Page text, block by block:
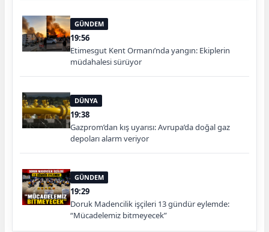
GÜNDEM
19:56
Etimesgut Kent Ormanı’nda yangın: Ekiplerin
müdahalesi sürüyor
DÜNYA
19:38
Gazprom’dan kış uyarısı: Avrupa’da doğal gaz
depoları alarm veriyor
GÜNDEM
19:29
Doruk Madencilik işçileri 13 gündür eylemde:
“Mücadelemiz bitmeyecek”